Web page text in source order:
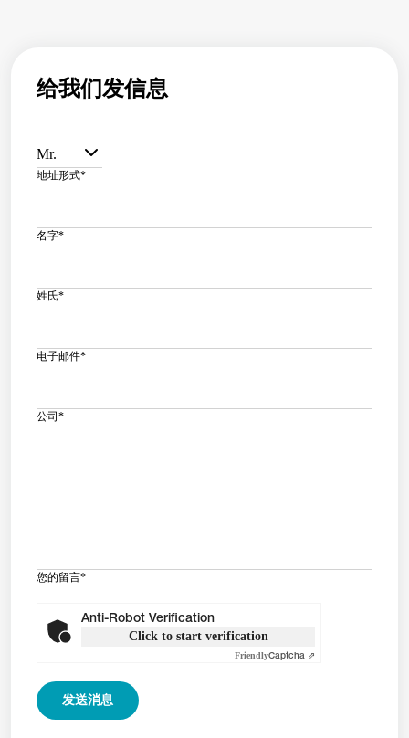
给我们发信息
Mr.
地址形式*
名字*
姓氏*
电子邮件*
公司 *
您的留言*
Anti-Robot Verification
Click to start verification
FriendlyCaptcha ⇗